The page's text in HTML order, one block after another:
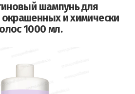
шампунь для
и химически
1000 мл.